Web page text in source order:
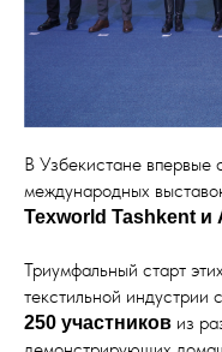
В Узбекистане впервые
международных
Texworld Tashkent и
Триумфальный старт
текстильной индустрии
250 участников из